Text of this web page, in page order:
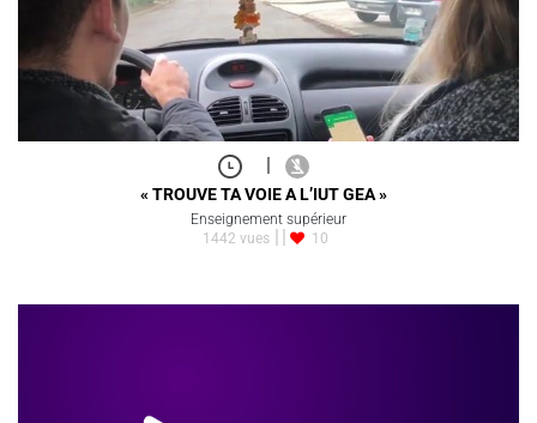
|
« TROUVE TA VOIE A L’IUT GEA »
Enseignement supérieur
1442 vues
10